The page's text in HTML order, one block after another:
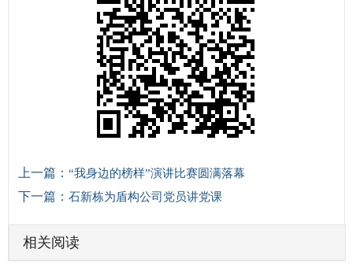
上一篇： “我身边的榜样”演讲比赛圆满落幕
下一篇： 石新栋为盾构公司党员讲党课
相关阅读